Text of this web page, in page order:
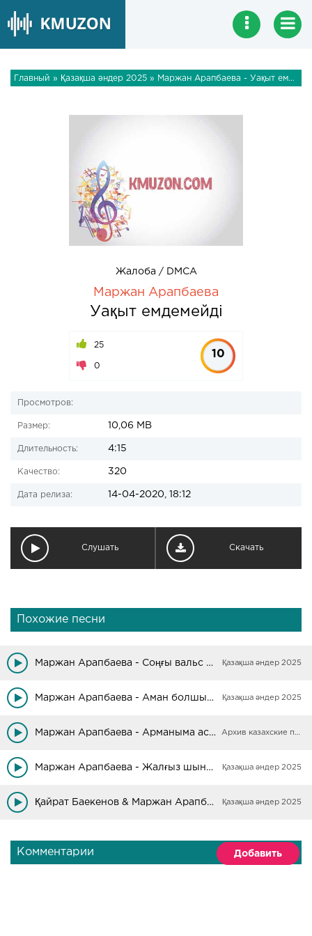
Главный » Қазақша әндер 2025 » Маржан Арапбаева - Уақыт емдемейді
Жалоба / DMCA
Маржан Арапбаева
Уақыт емдемейді
25
0
10
Просмотров:
Размер: 10,06 MB
Длительность: 4:15
Качество: 320
Дата релиза: 14-04-2020, 18:12
Слушать Скачать
Похожие песни
Маржан Арапбаева - Соңғы вальс (Remix) Қазақша әндер 2025
Маржан Арапбаева - Аман болшы анашым Қазақша әндер 2025
Маржан Арапбаева - Арманыма асығамын Архив казахские песни
Маржан Арапбаева - Жалғыз шынар Қазақша әндер 2025
Қайрат Баекенов & Маржан Арапбаева - Like Қазақша әндер 2025
Комментарии Добавить